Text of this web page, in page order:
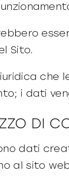
Sito.
che
i dati
DI
dati
al sito